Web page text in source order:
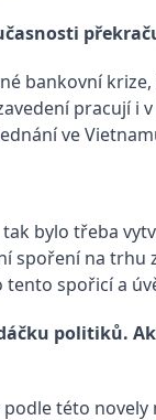
bankovní
pracují
ve
bylo třeba
spoření na
tento spořicí a
politiků.
této